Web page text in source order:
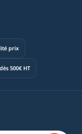
prix
500€ HT